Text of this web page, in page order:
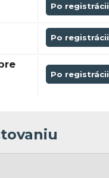
Po registrácii
Po registrácii
Po registrácii